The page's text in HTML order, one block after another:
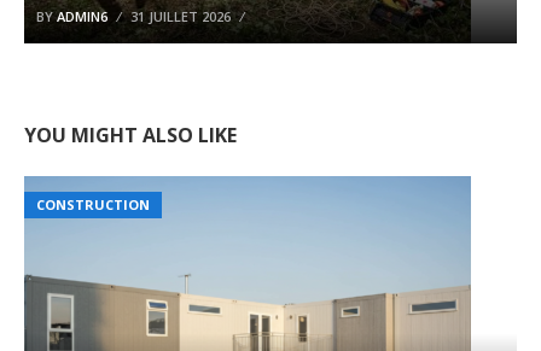
BYADMIN6 31 JUILLET 2026
YOU MIGHT ALSO LIKE
CONSTRUCTION